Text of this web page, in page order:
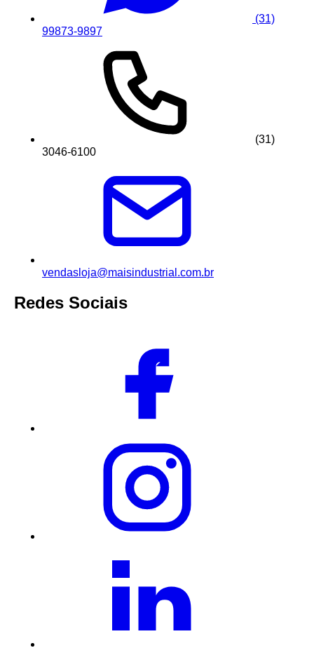
(31)
99873-9897
(31)
3046-6100
vendasloja@maisindustrial.com.br
Redes Sociais